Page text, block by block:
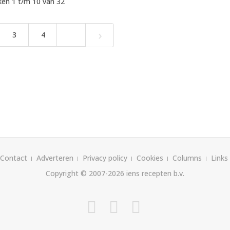
3 4 ›
Contact Adverteren Privacy policy Cookies Columns
Links
Copyright © 2007-2026 iens recepten b.v.